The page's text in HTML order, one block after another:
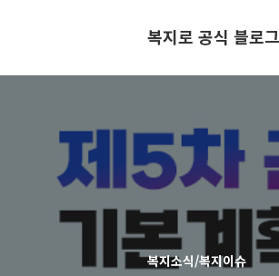
복지로 공식 블로그
복지소식/복지이슈